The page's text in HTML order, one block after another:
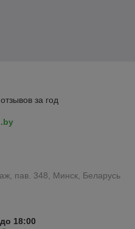
за год
пав. 348, Минск, Беларусь
18:00